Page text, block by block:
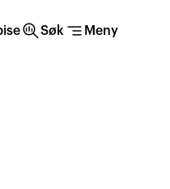
search_insightsSøk segment Meny